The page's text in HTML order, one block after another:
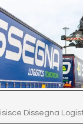
Dissegna